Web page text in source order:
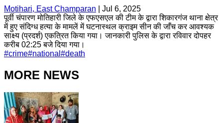
Motihari, East Champaran
Jul 6, 2025
पूर्वी चंपारण मोतिहारी जिले के एफएसएल की टीम के द्वारा शिकारगंज थाना क्षेत्र
में हुए संदिग्ध हत्या के मामलें में घटनास्थल क्राइम सीन की जाँच कर आवश्यक
साक्ष्य (प्रदर्श) एकत्रित किया गया। जानकारी पुलिस के द्वारा रविवार दोपहर
करीब 02:25 बजे दिया गया।
#crime#national #death
MORE NEWS